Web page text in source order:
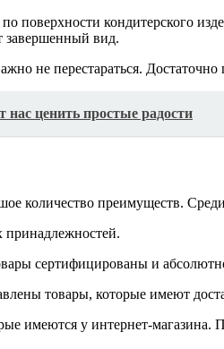
поверхности кондитерского
завершенный вид.
не перестараться.
ценить простые радости
количество преимуществ.
принадлежностей.
сертифицированы и
товары, которые имеют
имеются у интернет-